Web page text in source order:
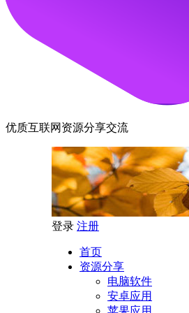
优质互联网资源分享交流
登录 注册
首页
资源分享
电脑软件
安卓应用
苹果应用